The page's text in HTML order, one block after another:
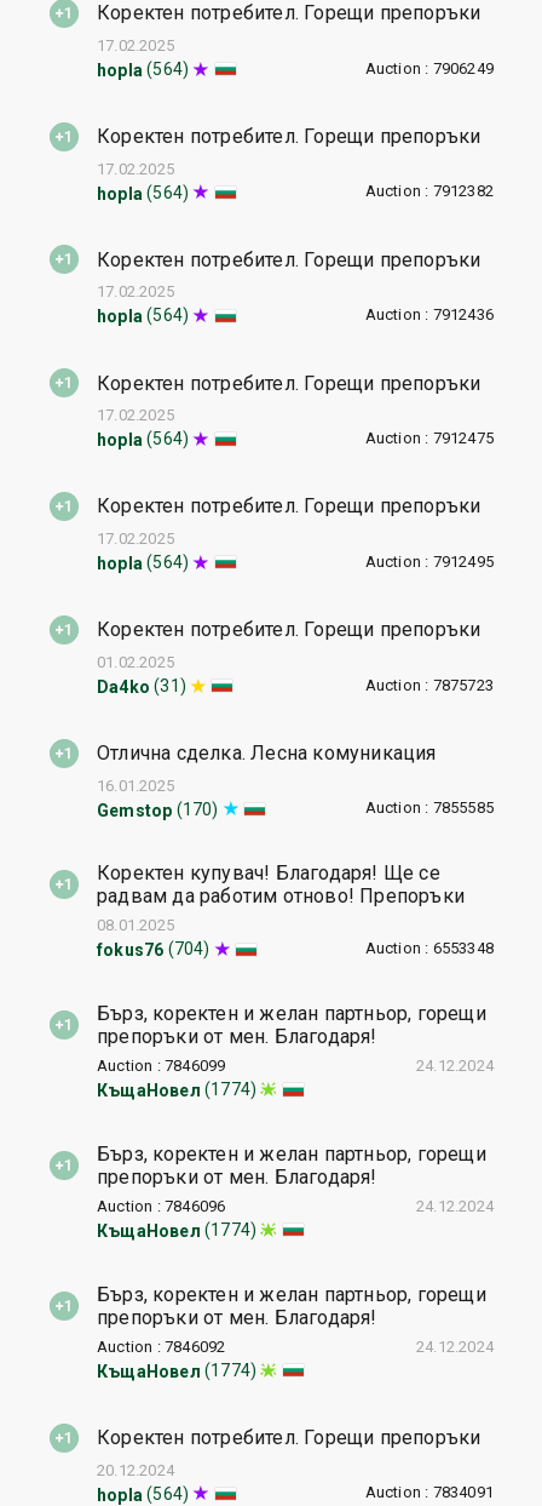
Коректен потребител. Горещи препоръки
hopla (564) Auction : 7906249
17.02.2025
Коректен потребител. Горещи препоръки
hopla (564) Auction : 7912382
17.02.2025
Коректен потребител. Горещи препоръки
hopla (564) Auction : 7912436
17.02.2025
Коректен потребител. Горещи препоръки
hopla (564) Auction : 7912475
17.02.2025
Коректен потребител. Горещи препоръки
hopla (564) Auction : 7912495
17.02.2025
Коректен потребител. Горещи препоръки
Da4ko (31) Auction : 7875723
01.02.2025
Отлична сделка. Лесна комуникация
Gemstop (170) Auction : 7855585
16.01.2025
Коректен купувач! Благодаря! Ще се
радвам да работим отново! Препоръки
fokus76 (704) Auction : 6553348
08.01.2025
Бърз, коректен и желан партньор, горещи
препоръки от мен. Благодаря!
КъщаНовел (1774)
Auction : 7846099 24.12.2024
Бърз, коректен и желан партньор, горещи
препоръки от мен. Благодаря!
КъщаНовел (1774)
Auction : 7846096 24.12.2024
Бърз, коректен и желан партньор, горещи
препоръки от мен. Благодаря!
КъщаНовел (1774)
Auction : 7846092 24.12.2024
Коректен потребител. Горещи препоръки
hopla (564) Auction : 7834091
20.12.2024